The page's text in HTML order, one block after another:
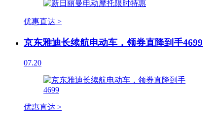
优惠直达 >
京东雅迪长续航电动车，领券直降到手4699
07.20
优惠直达 >